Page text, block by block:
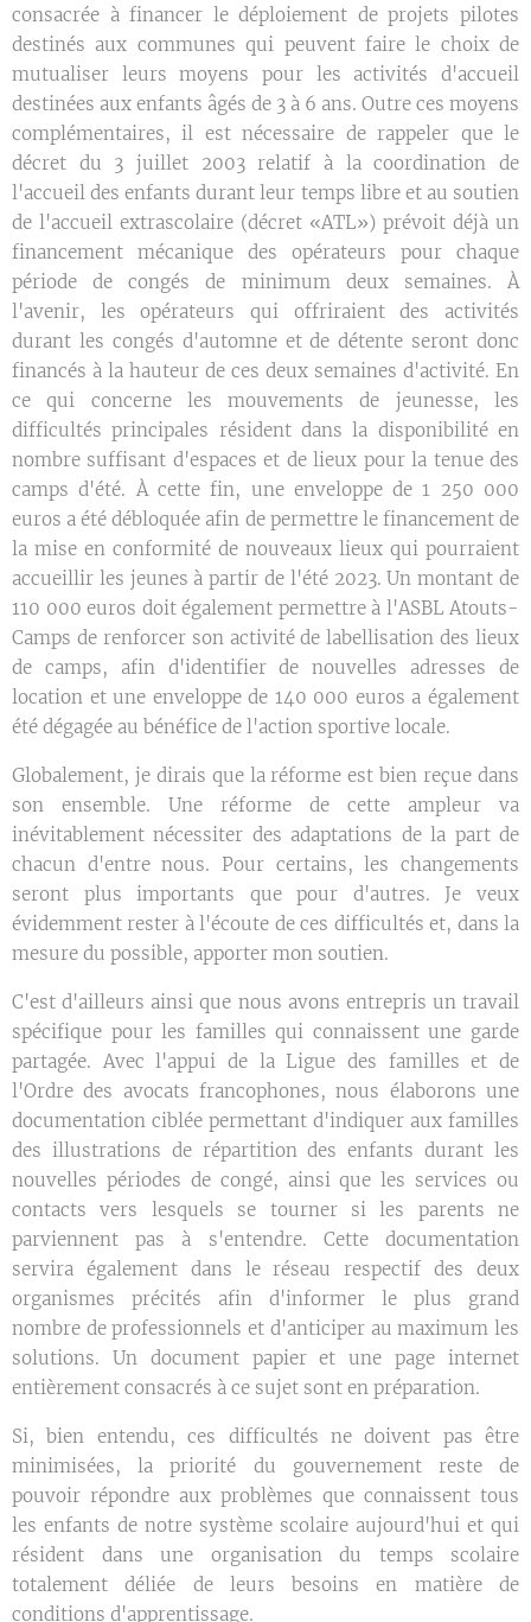
consacrée à financer le déploiement de projets pilotes
destinés aux communes qui peuvent faire le choix de
mutualiser leurs moyens pour les activités d'accueil
destinées aux enfants âgés de 3 à 6 ans. Outre ces moyens
complémentaires, il est nécessaire de rappeler que le
décret du 3 juillet 2003 relatif à la coordination de
l'accueil des enfants durant leur temps libre et au soutien
de l'accueil extrascolaire (décret «ATL») prévoit déjà un
financement mécanique des opérateurs pour chaque
période de congés de minimum deux semaines. À
l'avenir, les opérateurs qui offriraient des activités
durant les congés d'automne et de détente seront donc
financés à la hauteur de ces deux semaines d'activité. En
ce qui concerne les mouvements de jeunesse, les
difficultés principales résident dans la disponibilité en
nombre suffisant d'espaces et de lieux pour la tenue des
camps d'été. À cette fin, une enveloppe de 1 250 000
euros a été débloquée afin de permettre le financement de
la mise en conformité de nouveaux lieux qui pourraient
accueillir les jeunes à partir de l'été 2023. Un montant de
110 000 euros doit également permettre à l'ASBL Atouts-
Camps de renforcer son activité de labellisation des lieux
de camps, afin d'identifier de nouvelles adresses de
location et une enveloppe de 140 000 euros a également
été dégagée au bénéfice de l'action sportive locale.
Globalement, je dirais que la réforme est bien reçue dans
son ensemble. Une réforme de cette ampleur va
inévitablement nécessiter des adaptations de la part de
chacun d'entre nous. Pour certains, les changements
seront plus importants que pour d'autres. Je veux
évidemment rester à l'écoute de ces difficultés et, dans la
mesure du possible, apporter mon soutien.
C'est d'ailleurs ainsi que nous avons entrepris un travail
spécifique pour les familles qui connaissent une garde
partagée. Avec l'appui de la Ligue des familles et de
l'Ordre des avocats francophones, nous élaborons une
documentation ciblée permettant d'indiquer aux familles
des illustrations de répartition des enfants durant les
nouvelles périodes de congé, ainsi que les services ou
contacts vers lesquels se tourner si les parents ne
parviennent pas à s'entendre. Cette documentation
servira également dans le réseau respectif des deux
organismes précités afin d'informer le plus grand
nombre de professionnels et d'anticiper au maximum les
solutions. Un document papier et une page internet
entièrement consacrés à ce sujet sont en préparation.
Si, bien entendu, ces difficultés ne doivent pas être
minimisées, la priorité du gouvernement reste de
pouvoir répondre aux problèmes que connaissent tous
les enfants de notre système scolaire aujourd'hui et qui
résident dans une organisation du temps scolaire
totalement déliée de leurs besoins en matière de
conditions d'apprentissage.